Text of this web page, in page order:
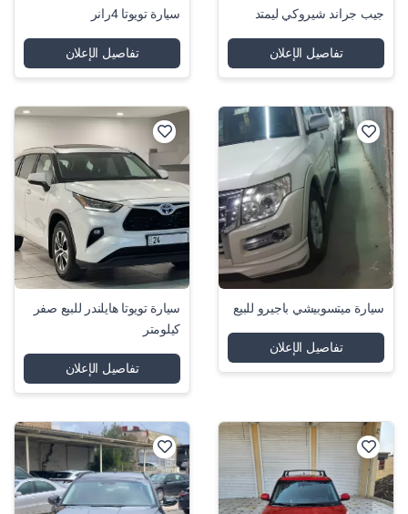
جيب جراند شيروكي ليمتد
تفاصيل الإعلان
سيارة تويوتا 4رانر
تفاصيل الإعلان
سيارة ميتسوبيشي باجيرو للبيع
تفاصيل الإعلان
سيارة تويوتا هايلندر للبيع صفر
كيلومتر
تفاصيل الإعلان